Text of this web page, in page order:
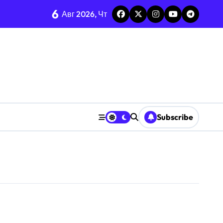
6 Авг 2026, Чт
Subscribe